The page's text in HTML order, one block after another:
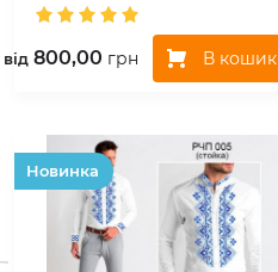
вiд 800,00 грн В кошик
Hовинка